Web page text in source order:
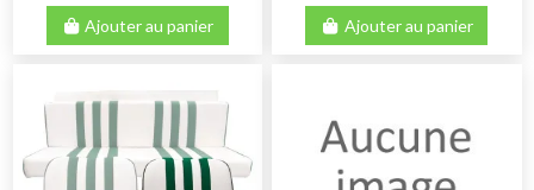
Ajouter au panier Ajouter au panier